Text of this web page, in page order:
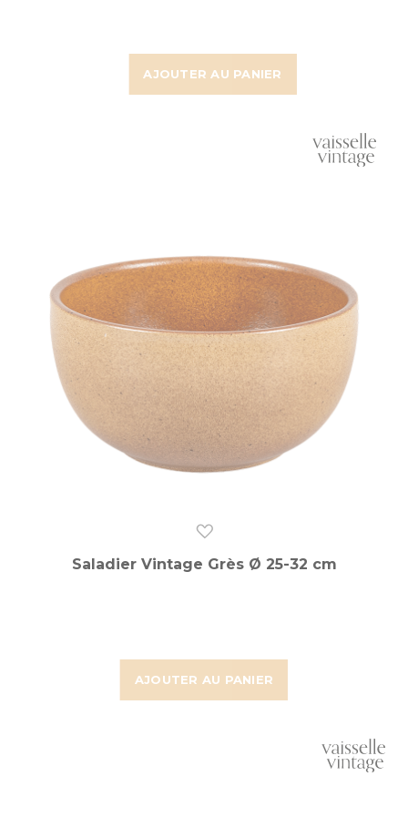
AJOUTER AU PANIER
AJOUTER AU PANIER
Saladier Vintage Grès Ø 25-32 cm